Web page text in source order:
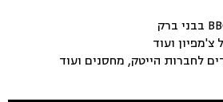
צ'מפיון ועוד
לחברות הייטק, מחסנים ועוד